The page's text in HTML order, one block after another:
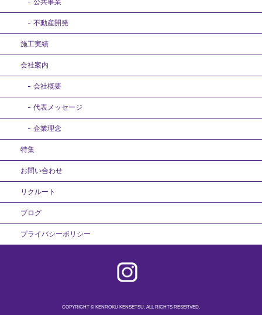
公共事業
不動産開発
施工実績
会社案内
会社概要
代表メッセージ
企業理念
特集
お問い合わせ
リクルート
ブログ
プライバシーポリシー
COPYRIGHT © KENROKU KENSETSU. ALL RIGHTS RESERVED.